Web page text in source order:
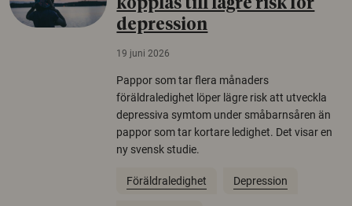
kopplas till lägre risk för
depression
19 juni 2026
Pappor som tar flera månaders
föräldraledighet löper lägre risk att utveckla
depressiva symtom under småbarnsåren än
pappor som tar kortare ledighet. Det visar en
ny svensk studie.
Föräldraledighet Depression